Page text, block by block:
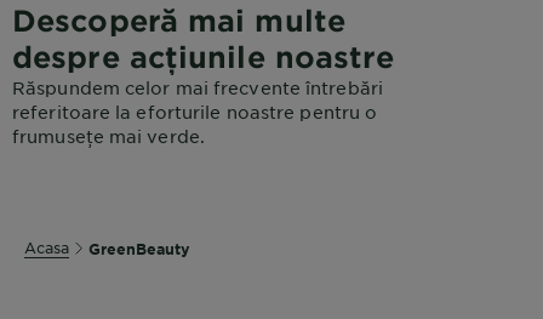
Descoperă mai multe
despre acțiunile noastre
Răspundem celor mai frecvente întrebări
referitoare la eforturile noastre pentru o
frumusețe mai verde.
Acasa GreenBeauty